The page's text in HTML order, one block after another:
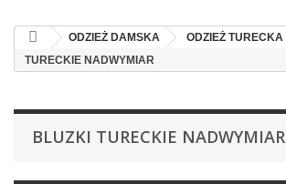
ODZIEŻ DAMSKA ODZIEŻ TURECKA
TURECKIE NADWYMIAR
BLUZKI TURECKIE NADWYMIAR